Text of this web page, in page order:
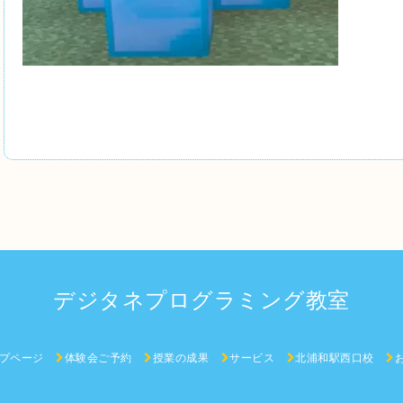
デジタネプログラミング教室
ページ 体験会ご予約 授業の成果 サービス 北浦和駅西口校